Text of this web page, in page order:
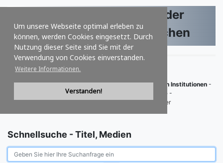
Um unsere Webseite optimal erleben zu
können, werden Cookies eingesetzt. Durch
Nutzung dieser Seite sind Sie mit der
Verwendung von Cookies einverstanden.
Weitere Informationen.
Verstanden!
VThK.eu - VerbundServer der
Theologischen und Kirchlichen
Institutionen
Deutsch| English|Français| Español |Italiano
Der Virtuelle Verbund der theologischen und kirchlichen Institutionen -
- Dokumentationen- Sammlungen - Archive -
Sonderbestände- historische Bestände Email - Webmaster
Schnellsuche - Titel, Medien